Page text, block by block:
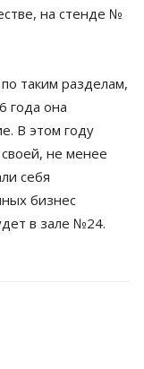
на стенде №
таким разделам,
года она
В этом году
не менее
себя
бизнес
в зале №24.